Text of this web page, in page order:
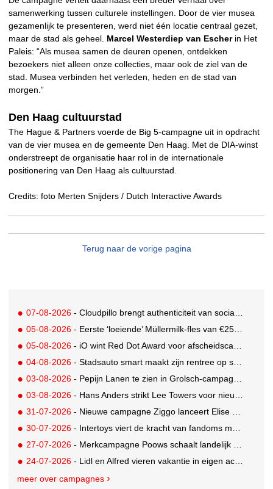
samenwerking tussen culturele instellingen. Door de vier musea
gezamenlijk te presenteren, werd niet één locatie centraal gezet,
maar de stad als geheel. Marcel Westerdiep van Escherin Het
Paleis: “Als musea samen de deuren openen, ontdekken
bezoekers niet alleen onze collecties, maar ook de ziel van de
stad. Musea verbinden het verleden, heden en de stad van
morgen.”
Den Haag cultuurstad
The Hague & Partners voerde de Big 5-campagne uit in opdracht
van de vier musea en de gemeente Den Haag. Met de DIA-winst
onderstreept de organisatie haar rol in de internationale
positionering van Den Haag als cultuurstad.
Credits: foto Merten Snijders / Dutch Interactive Awards
Terug naar de vorige pagina
07-08-2026 - Cloudpillo brengt authenticiteit van social naar tv
05-08-2026 - Eerste ‘loeiende’ Müllermilk-fles van €25.000,- gevonden
05-08-2026 - iO wint Red Dot Award voor afscheidscampagne Peter Houtman bij Feyenoord
04-08-2026 - Stadsauto smart maakt zijn rentree op straat met een wereldwijde muurschilderingcampagne
03-08-2026 - Pepijn Lanen te zien in Grolsch-campagne voor nieuwe Grolsch CAL
03-08-2026 - Hans Anders strikt Lee Towers voor nieuwe campagne
31-07-2026 - Nieuwe campagne Ziggo lanceert Elise Schaap als expert over de Nederlandse voetbalbeleving
30-07-2026 - Intertoys viert de kracht van fandoms met nieuwe social media campagne rondom Olivia Rodrigo
27-07-2026 - Merkcampagne Poows schaalt landelijk op met gerichte Out of Home strategie
24-07-2026 - Lidl en Alfred vieren vakantie in eigen achtertuin
meer over campagnes